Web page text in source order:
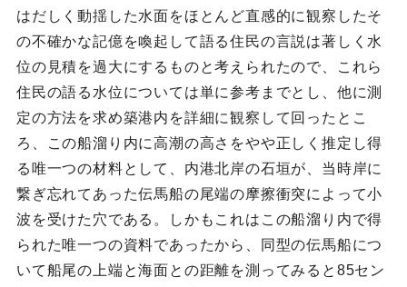
はだしく動揺した水面をほとんど直感的に観察したそ
の不確かな記億を喚起して語る住民の言説は著しく水
位の見積を過大にするものと考えられたので、これら
住民の語る水位については単に参考までとし、他に測
定の方法を求め築港内を詳細に観察して回ったとこ
ろ、この船溜り内に高潮の高さをやや正しく推定し得
る唯一つの材料として、内港北岸の石垣が、当時岸に
繋ぎ忘れてあった伝馬船の尾端の摩擦衝突によって小
波を受けた穴である。しかもこれはこの船溜り内で得
られた唯一つの資料であったから、同型の伝馬船につ
いて船尾の上端と海面との距離を測ってみると85セン